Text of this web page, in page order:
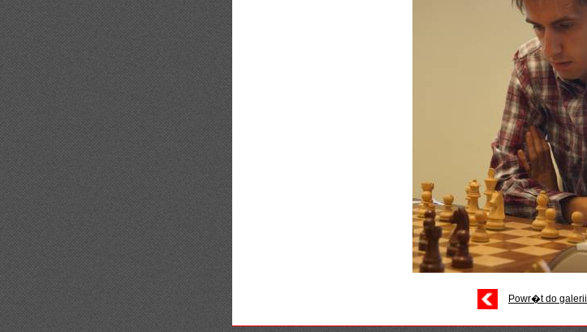
Powr�t do galerii